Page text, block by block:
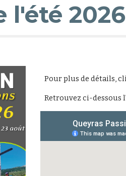
l'été 2026
Pour plus de détails,
Retrouvez ci-dessous